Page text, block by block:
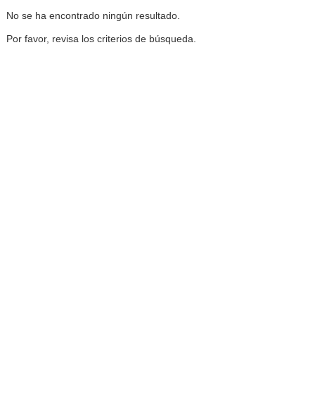
No se ha encontrado ningún resultado.
Por favor, revisa los criterios de búsqueda.